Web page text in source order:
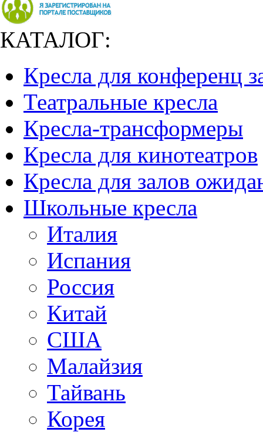
КАТАЛОГ:
Кресла для конференц
Театральные кресла
Кресла-трансформеры
Кресла для кинотеатров
Кресла для залов
Школьные кресла
Италия
Испания
Россия
Китай
США
Малайзия
Тайвань
Корея